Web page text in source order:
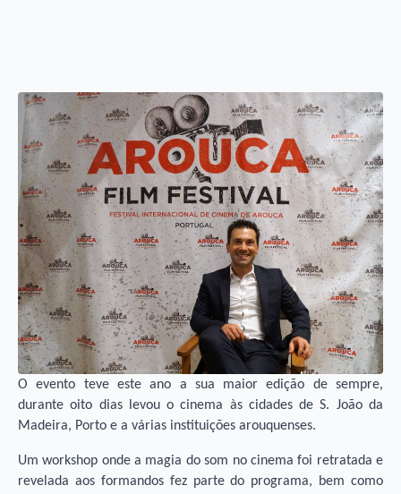
O evento teve este ano a sua maior edição de sempre,
durante oito dias levou o cinema às cidades de S. João da
Madeira, Porto e a várias instituições arouquenses.
Um workshop onde a magia do som no cinema foi retratada e
revelada aos formandos fez parte do programa, bem como